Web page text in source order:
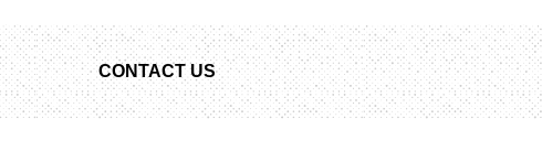
CONTACT US